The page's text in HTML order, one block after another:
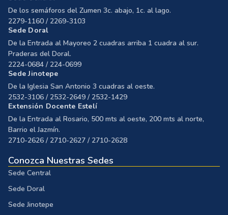
De los semáforos del Zumen 3c. abajo, 1c. al lago.
2279-1160 / 2269-3103
Sede Doral
De la Entrada al Mayoreo 2 cuadras arriba 1 cuadra al sur.
Praderas del Doral.
2224-0684 / 224-0699
Sede Jinotepe
De la Iglesia San Antonio 3 cuadras al oeste.
2532-3106 / 2532-2649 / 2532-1429
Extensión Docente Estelí
De la Entrada al Rosario, 500 mts al oeste, 200 mts al norte,
Barrio el Jazmín.
2710-2626 / 2710-2627 / 2710-2628
Conozca Nuestras Sedes
Sede Central
Sede Doral
Sede Jinotepe